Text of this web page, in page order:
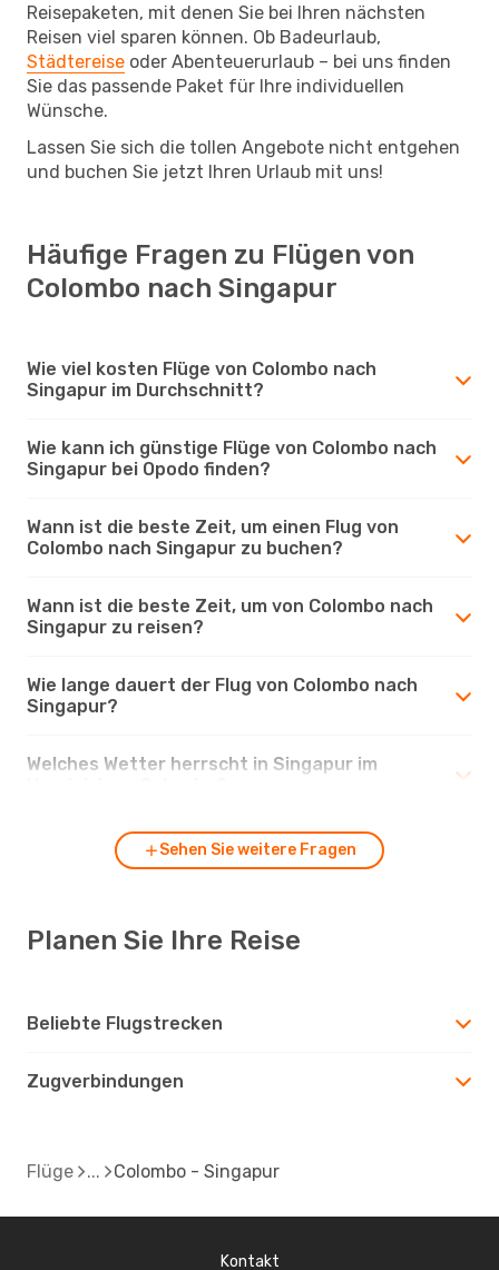
Reisepaketen, mit denen Sie bei Ihren nächsten
Reisen viel sparen können. Ob Badeurlaub,
Städtereise oder Abenteuerurlaub – bei uns finden
Sie das passende Paket für Ihre individuellen
Wünsche.
Lassen Sie sich die tollen Angebote nicht entgehen
und buchen Sie jetzt Ihren Urlaub mit uns!
Häufige Fragen zu Flügen von
Colombo nach Singapur
Wie viel kosten Flüge von Colombo nach
Singapur im Durchschnitt?
Wie kann ich günstige Flüge von Colombo nach
Singapur bei Opodo finden?
Wann ist die beste Zeit, um einen Flug von
Colombo nach Singapur zu buchen?
Wann ist die beste Zeit, um von Colombo nach
Singapur zu reisen?
Wie lange dauert der Flug von Colombo nach
Singapur?
Welches Wetter herrscht in Singapur im
Sehen Sie weitere Fragen
Planen Sie Ihre Reise
Beliebte Flugstrecken
Zugverbindungen
Flüge Colombo - Singapur
Kontakt